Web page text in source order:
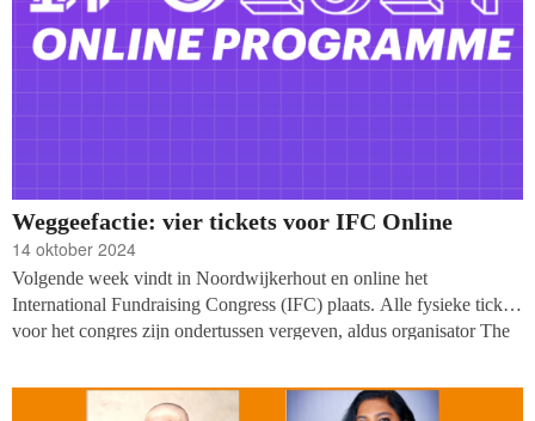
Weggeefactie: vier tickets voor IFC Online
14 oktober 2024
Volgende week vindt in Noordwijkerhout en online het
International Fundraising Congress (IFC) plaats. Alle fysieke tickets
voor het congres zijn ondertussen vergeven, aldus organisator The
geconcentreerde versie van de IFC-ervaring bieden. Vakblad
fondsenwerving mag vier IFC-Online tickets (t.w.v. 150 pond)